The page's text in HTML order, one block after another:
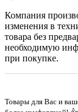
Компания
изменения в
товара без
необходимую
при покупке.
Товары для Вас и